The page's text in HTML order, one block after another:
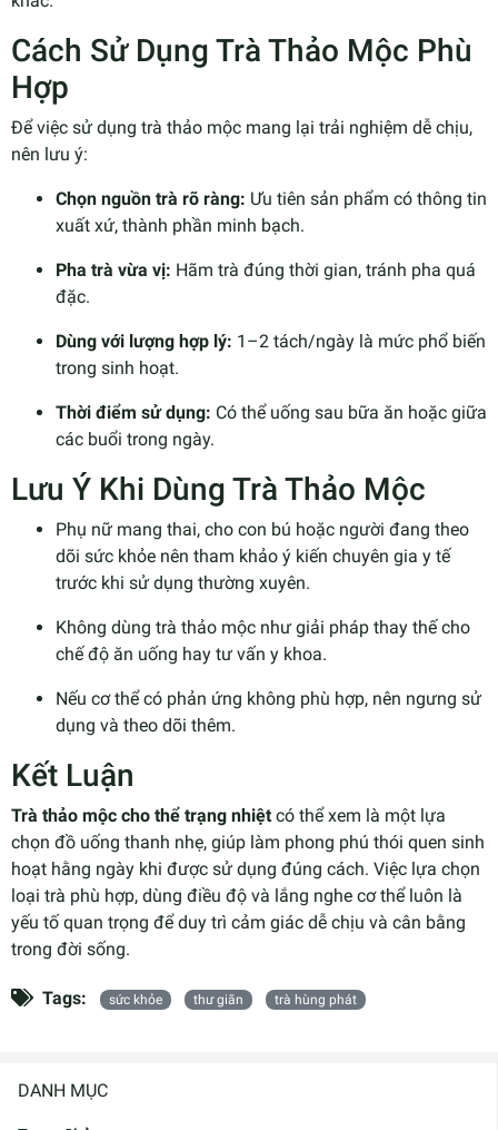
DANH MỤC
Cách Sử Dụng Trà Thảo Mộc Phù
Hợp
Để việc sử dụng trà thảo mộc mang lại trải nghiệm dễ chịu,
nên lưu ý:
Chọn nguồn trà rõ ràng: Ưu tiên sản phẩm có thông tin
xuất xứ, thành phần minh bạch.
Pha trà vừa vị: Hãm trà đúng thời gian, tránh pha quá
đặc.
Dùng với lượng hợp lý: 1–2 tách/ngày là mức phổ biến
trong sinh hoạt.
Thời điểm sử dụng: Có thể uống sau bữa ăn hoặc giữa
các buổi trong ngày.
Lưu Ý Khi Dùng Trà Thảo Mộc
Phụ nữ mang thai, cho con bú hoặc người đang theo
dõi sức khỏe nên tham khảo ý kiến chuyên gia y tế
trước khi sử dụng thường xuyên.
Không dùng trà thảo mộc như giải pháp thay thế cho
chế độ ăn uống hay tư vấn y khoa.
Nếu cơ thể có phản ứng không phù hợp, nên ngưng sử
dụng và theo dõi thêm.
Kết Luận
Trà thảo mộc cho thể trạng nhiệtcó thể xem là một lựa
chọn đồ uống thanh nhẹ, giúp làm phong phú thói quen sinh
hoạt hằng ngày khi được sử dụng đúng cách. Việc lựa chọn
loại trà phù hợp, dùng điều độ và lắng nghe cơ thể luôn là
yếu tố quan trọng để duy trì cảm giác dễ chịu và cân bằng
trong đời sống.
Tags: sức khỏe thư giãn trà hùng phát